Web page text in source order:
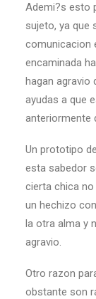
Ademi?s esto
sujeto, ya que
comunicacion
encaminada
hagan agravio
ayudas a que
anteriormente
Un prototipo
esta sabedor
cierta chica
un hechizo
la otra alma y
agravio.
Otro razon
obstante son